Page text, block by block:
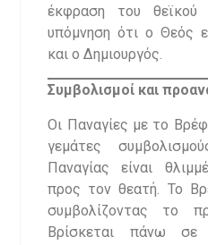
έκφραση του θεϊκού
υπόμνηση ότι ο Θεός
και ο Δημιουργός.
Συμβολισμοί και
Οι Παναγίες με το
γεμάτες
Παναγίας είναι
προς τον θεατή. Το
συμβολίζοντας το
Βρίσκεται πάνω σε